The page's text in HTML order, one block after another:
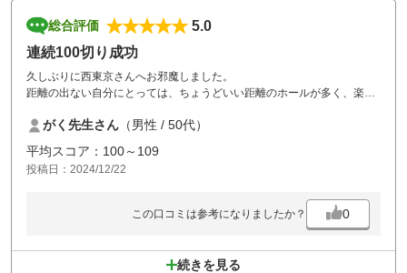
総合評価
5.0
連続100切り成功
久しぶりに西東京さんへお邪魔しました。
距離の出ない自分にとっては、ちょうどいい距離のホールが多く、楽し
食事はバイキングで、いつも食べ過ぎちゃいますが、とてもおいしかっ
たです。
また来年もお邪魔したいですが、最近、グリーンシーズンは高いので、
安い時を狙って予約したいです。
がく先生さん （男性 / 50代）
平均スコア：100～109
投稿日：2024/12/22
この口コミは参考になりましたか？ 0
続きを見る